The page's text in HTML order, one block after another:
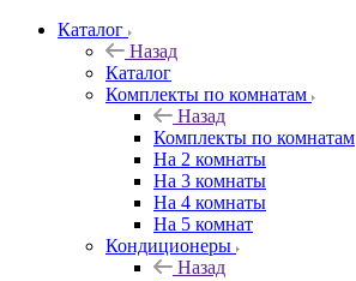
Каталог
Назад
Каталог
Комплекты по комнатам
Назад
Комплекты по комнатам
На 2 комнаты
На 3 комнаты
На 4 комнаты
На 5 комнат
Кондиционеры
Назад